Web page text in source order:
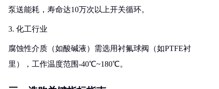
泵送能耗，寿命达10万次以上开关循环。
3. 化工行业
腐蚀性介质（如酸碱液）需选用衬氟球阀（如PTFE衬
里），工作温度范围-40℃~180℃。